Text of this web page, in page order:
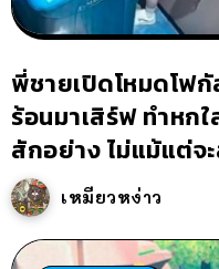
พี่ชายเปิดโหมดโฟ
ร้อนมาเสิร์ฟ ทำหกใ
สักอย่าง ไม่แม้แต่จ
เหมียวหง่าว